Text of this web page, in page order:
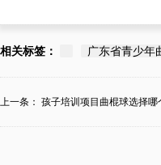
相关标签： 广东省青少年
上一条： 孩子培训项目曲棍球选择哪